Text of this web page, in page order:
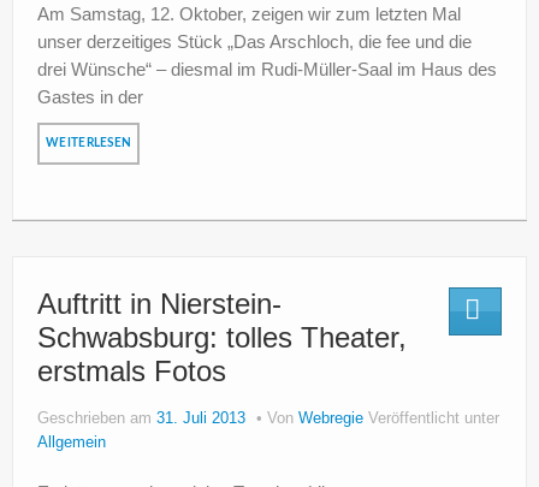
Am Samstag, 12. Oktober, zeigen wir zum letzten Mal
unser derzeitiges Stück „Das Arschloch, die fee und die
drei Wünsche“ – diesmal im Rudi-Müller-Saal im Haus des
Gastes in der
WEITERLESEN
Auftritt in Nierstein-
Schwabsburg: tolles Theater,
erstmals Fotos
Geschrieben am 31. Juli 2013 Von Webregie Veröffentlicht unter
Allgemein